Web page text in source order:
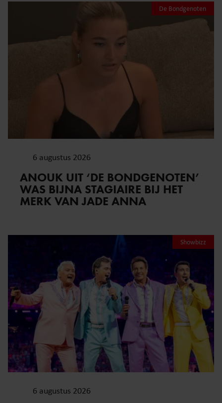
De Bondgenoten
6 augustus 2026
ANOUK UIT ‘DE BONDGENOTEN’
WAS BIJNA STAGIAIRE BIJ HET
MERK VAN JADE ANNA
Showbizz
6 augustus 2026